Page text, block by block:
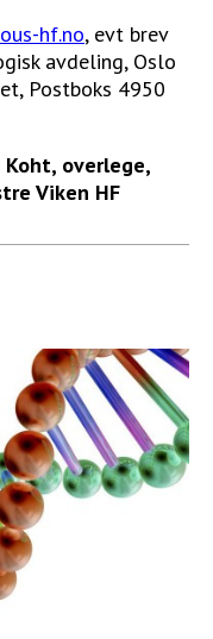
hf.no, evt brev
avdeling, Oslo
Postboks 4950
overlege,
Viken HF